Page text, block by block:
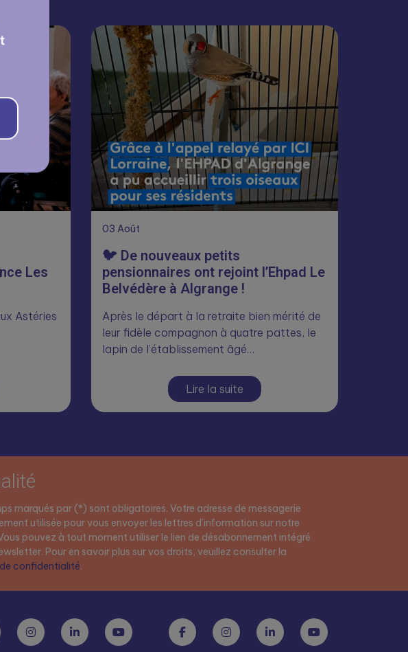
Les
Astéries
03 Août
🐦 De nouveaux petits
pensionnaires ont rejoint l’Ehpad Le
Belvédère à Algrange !
Après le départ à la retraite bien mérité de
leur fidèle compagnon à quatre pattes, le
lapin de l’établissement âgé…
Lire la suite
marqués par (*) sont obligatoires. Votre adresse de messagerie
utilisée pour vous envoyer les lettres d’information sur notre
pouvez à tout moment utiliser le lien de désabonnement intégré
Pour en savoir plus sur vos droits, veuillez consulter la
confidentialité.